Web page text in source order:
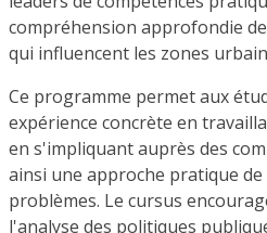
compréhension approfondie
qui influencent les zones
Ce programme permet aux
expérience concrète en
en s'impliquant auprès des
ainsi une approche pratique
problèmes. Le cursus
l'analyse des politiques